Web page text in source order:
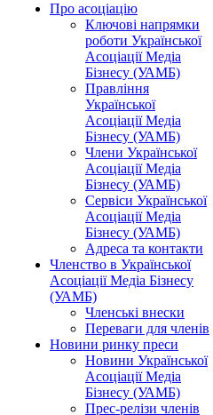
Про асоціацію
Ключові напрямки
роботи Української
Асоціації Медіа
Бізнесу (УАМБ)
Правління
Української
Асоціації Медіа
Бізнесу (УАМБ)
Члени Української
Асоціації Медіа
Бізнесу (УАМБ)
Сервіси Української
Асоціації Медіа
Бізнесу (УАМБ)
Адреса та контакти
Членство в Української
Асоціації Медіа Бізнесу
(УАМБ)
Членські внески
Переваги для членів
Новини ринку преси
Новини Української
Асоціації Медіа
Бізнесу (УАМБ)
Прес-релізи членів